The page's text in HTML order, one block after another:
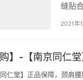
缝贴
膜！
2021年
】-【南京同仁
仁堂】正品保障，颈肩